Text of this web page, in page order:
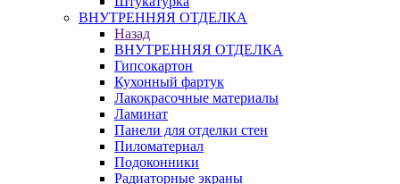
ВНУТРЕННЯЯ ОТДЕЛКА
Назад
ВНУТРЕННЯЯ ОТДЕЛКА
Гипсокартон
Кухонный фартук
Лакокрасочные материалы
Ламинат
Панели для отделки стен
Пиломатериал
Подоконники
Радиаторные экраны